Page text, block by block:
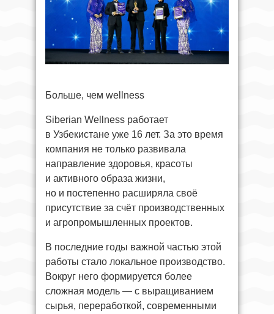
Больше, чем wellness
Siberian Wellness работает
в Узбекистане уже 16 лет. За это время
компания не только развивала
направление здоровья, красоты
и активного образа жизни,
но и постепенно расширяла своё
присутствие за счёт производственных
и агропромышленных проектов.
В последние годы важной частью этой
работы стало локальное производство.
Вокруг него формируется более
сложная модель — с выращиванием
сырья, переработкой, современными